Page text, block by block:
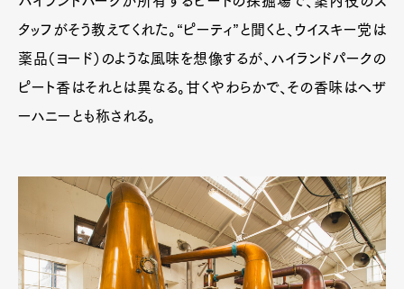
タッフがそう教えてくれた。“ピーティ”と聞くと、ウイスキー党は
薬品（ヨード）のような風味を想像するが、ハイランドパークの
ピート香はそれとは異なる。甘くやわらかで、その香味はヘザ
ーハニーとも称される。